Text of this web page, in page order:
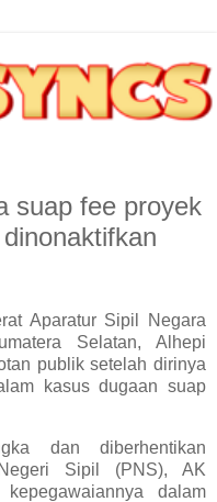
suap fee proyek
Aparatur Sipil Negara
Selatan, Alhepi
publik setelah dirinya
kasus dugaan suap
dan diberhentikan
Sipil (PNS), AK
dalam